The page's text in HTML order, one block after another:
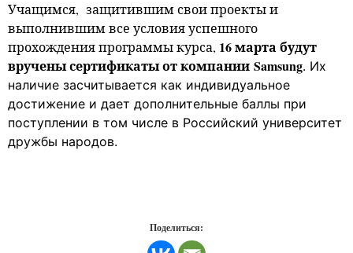
Учащимся, защитившим свои проекты и
выполнившим все условия успешного
прохождения программы курса, 16 марта будут
вручены сертификаты от компании Samsung. Их
наличие засчитывается как индивидуальное
достижение и дает дополнительные баллы при
поступлении в том числе в Российский университет
дружбы народов.
Поделиться: